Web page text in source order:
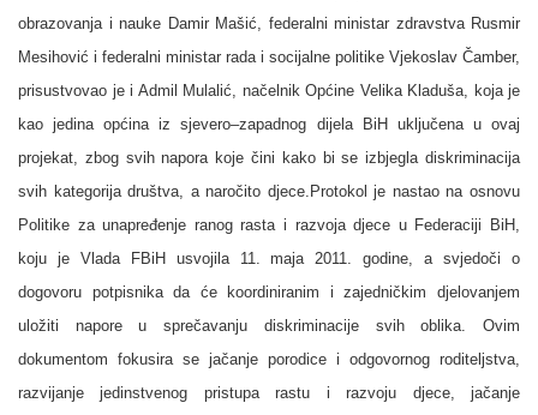
obrazovanja i nauke Damir Mašić, federalni ministar zdravstva Rusmir
Mesihović i federalni ministar rada i socijalne politike Vjekoslav Čamber,
prisustvovao je i Admil Mulalić, načelnik Općine Velika Kladuša, koja je
kao jedina općina iz sjevero–zapadnog dijela BiH uključena u ovaj
projekat, zbog svih napora koje čini kako bi se izbjegla diskriminacija
svih kategorija društva, a naročito djece. Protokol je nastao na osnovu
Politike za unapređenje ranog rasta i razvoja djece u Federaciji BiH,
koju je Vlada FBiH usvojila 11. maja 2011. godine, a svjedoči o
dogovoru potpisnika da će koordiniranim i zajedničkim djelovanjem
uložiti napore u sprečavanju diskriminacije svih oblika. Ovim
dokumentom fokusira se jačanje porodice i odgovornog roditeljstva,
razvijanje jedinstvenog pristupa rastu i razvoju djece, jačanje